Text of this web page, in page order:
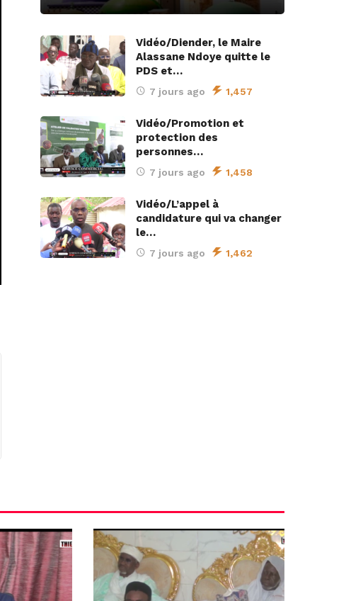
Vidéo/Diender, le Maire
Alassane Ndoye quitte le
PDS et…
7 jours ago 1,457
Vidéo/Promotion et
protection des
personnes…
7 jours ago 1,458
Vidéo/L’appel à
candidature qui va changer
le…
7 jours ago 1,462